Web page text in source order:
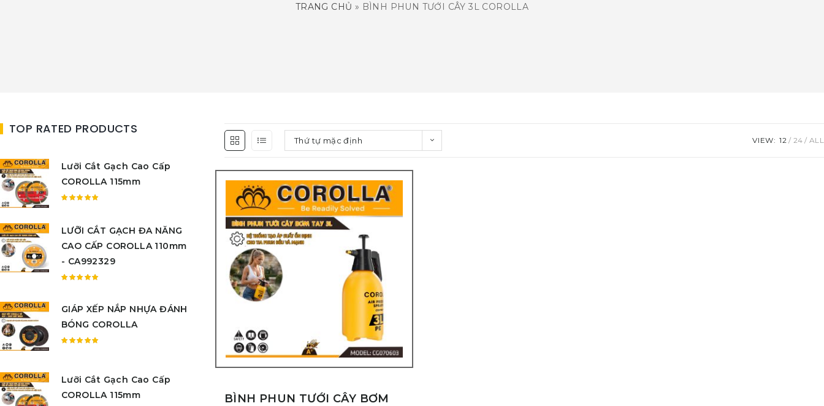
TRANG CHỦ » BÌNH PHUN TƯỚI CÂY 3L COROLLA
Thứ tự mặc định VIEW: 12 24 ALL
BÌNH PHUN TƯỚI CÂY BƠM
TOP RATED PRODUCTS
Lưỡi Cắt Gạch Cao Cấp
COROLLA 115mm
hạng
LƯỠI CẮT GẠCH ĐA NĂNG
CAO CẤP COROLLA 110mm
- CA992329
hạng
5.00 5
GIÁP XẾP NẮP NHỰA ĐÁNH
BÓNG COROLLA
5.005
sao
Lưỡi Cắt Gạch Cao Cấp
COROLLA 115mm